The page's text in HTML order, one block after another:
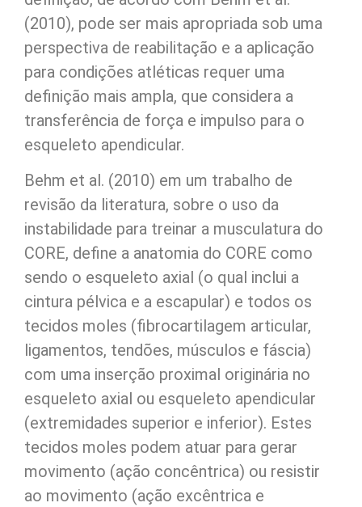
(2010), pode ser mais apropriada sob uma
perspectiva de reabilitação e a aplicação
para condições atléticas requer uma
definição mais ampla, que considera a
transferência de força e impulso para o
esqueleto apendicular.
Behm et al. (2010) em um trabalho de
revisão da literatura, sobre o uso da
instabilidade para treinar a musculatura do
CORE, define a anatomia do CORE como
sendo o esqueleto axial (o qual inclui a
cintura pélvica e a escapular) e todos os
tecidos moles (fibrocartilagem articular,
ligamentos, tendões, músculos e fáscia)
com uma inserção proximal originária no
esqueleto axial ou esqueleto apendicular
(extremidades superior e inferior). Estes
tecidos moles podem atuar para gerar
movimento (ação concêntrica) ou resistir
ao movimento (ação excêntrica e